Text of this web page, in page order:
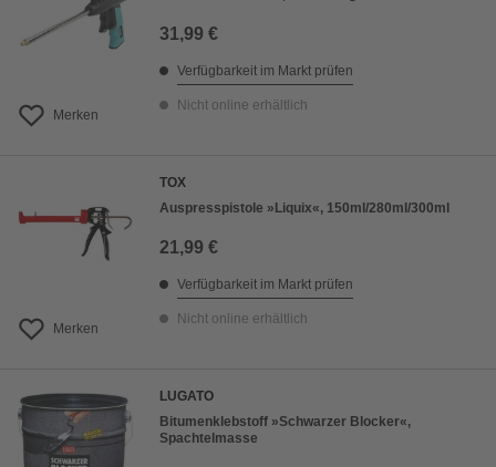
Merken
31,99 €
Verfügbarkeit im Markt prüfen
Nicht online erhältlich
Merken
TOX
Auspresspistole »Liquix«, 150ml/280ml/300ml
21,99 €
Verfügbarkeit im Markt prüfen
Nicht online erhältlich
LUGATO
Bitumenklebstoff »Schwarzer Blocker«,
Spachtelmasse